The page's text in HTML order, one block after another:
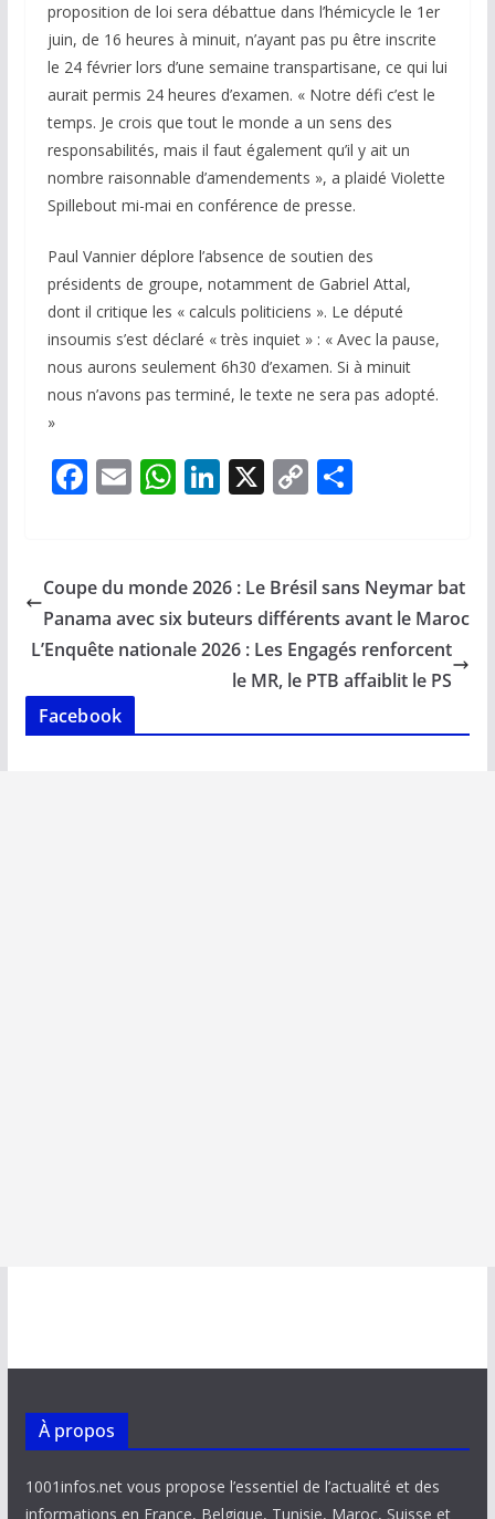
proposition de loi sera débattue dans l’hémicycle le 1er
juin, de 16 heures à minuit, n’ayant pas pu être inscrite
le 24 février lors d’une semaine transpartisane, ce qui lui
aurait permis 24 heures d’examen. « Notre défi c’est le
temps. Je crois que tout le monde a un sens des
responsabilités, mais il faut également qu’il y ait un
nombre raisonnable d’amendements », a plaidé Violette
Spillebout mi-mai en conférence de presse.
Paul Vannier déplore l’absence de soutien des
présidents de groupe, notamment de Gabriel Attal,
dont il critique les « calculs politiciens ». Le député
insoumis s’est déclaré « très inquiet » : « Avec la pause,
nous aurons seulement 6h30 d’examen. Si à minuit
nous n’avons pas terminé, le texte ne sera pas adopté.
»
F
b
o
o
k
E
l
W
s
A
p
Li
e
dI
n
X C
y
Li
n
k
P
g
er
Coupe du monde 2026 : Le Brésil sans Neymar bat
Panama avec six buteurs différents avant le Maroc
L’Enquête nationale 2026 : Les Engagés renforcent
le MR, le PTB affaiblit le PS
Facebook
À propos
1001infos.net vous propose l’essentiel de l’actualité et des
informations en France, Belgique, Tunisie, Maroc, Suisse et